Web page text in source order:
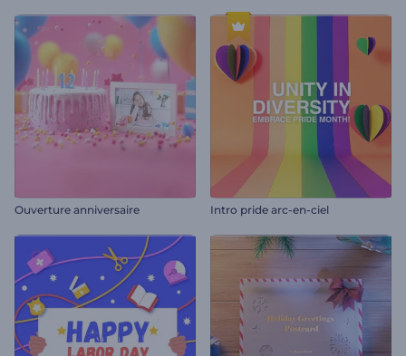
Ouverture anniversaire Intro pride arc-en-ciel